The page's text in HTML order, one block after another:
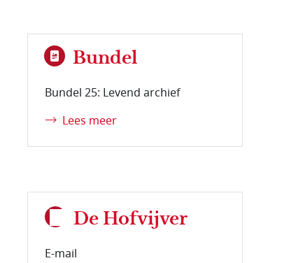
Bundel
Bundel 25: Levend archief
Lees meer
De Hofvijver
E-mail